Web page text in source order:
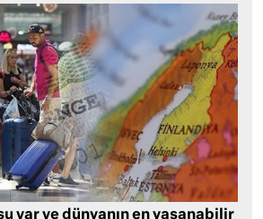
var ve dünyanın en yaşanabilir